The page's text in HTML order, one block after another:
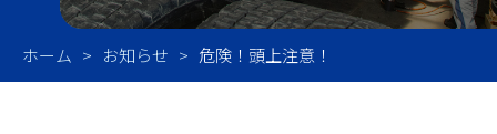
ホーム お知らせ 危険！頭上注意！